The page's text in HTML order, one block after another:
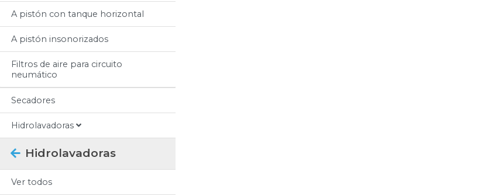
A pistón con tanque horizontal
A pistón insonorizados
Filtros de aire para circuito
neumático
Secadores
Hidrolavadoras
Hidrolavadoras
Ver todos